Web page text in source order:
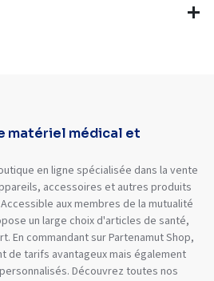
matériel médical et
en ligne spécialisée dans la vente
accessoires et autres produits
aux membres de la mutualité
un large choix d'articles de santé,
En commandant sur Partenamut Shop,
de tarifs avantageux mais également
Découvrez toutes nos